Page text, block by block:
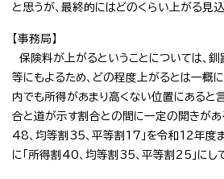
と思うが、最終的にはどのくらい上がる見込
【事務局】
保険料が上がるということについては、
等にもよるため、どの程度上がるとは一概
内でも所得があまり高くない位置にあると
合と道が示す割合との間に一定の開きがあ
48、均等割35、平等割17」を令和12年度
に「所得割40、均等割35、平等割25」にし